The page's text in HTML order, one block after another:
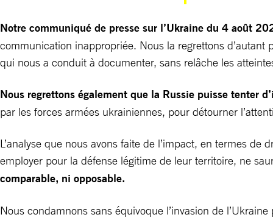
Notre communiqué de presse sur l’Ukraine du 4 août
communication inappropriée. Nous la regrettons d’autant
qui nous a conduit à documenter, sans relâche les
Nous regrettons également que la Russie puisse tenter
par les forces armées ukrainiennes, pour détourner
L’analyse que nous avons faite de l’impact, en termes
employer pour la défense légitime de leur territoire, ne
comparable, ni opposable.
Nous condamnons sans équivoque l’invasion de